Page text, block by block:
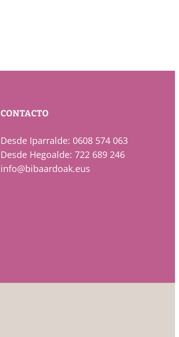
CONTACTO
Desde Iparralde: 0608 574 063
Desde Hegoalde: 722 689 246
info@bibaardoak.eus